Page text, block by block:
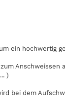
ein hochwertig
Anschweissen
)
bei dem